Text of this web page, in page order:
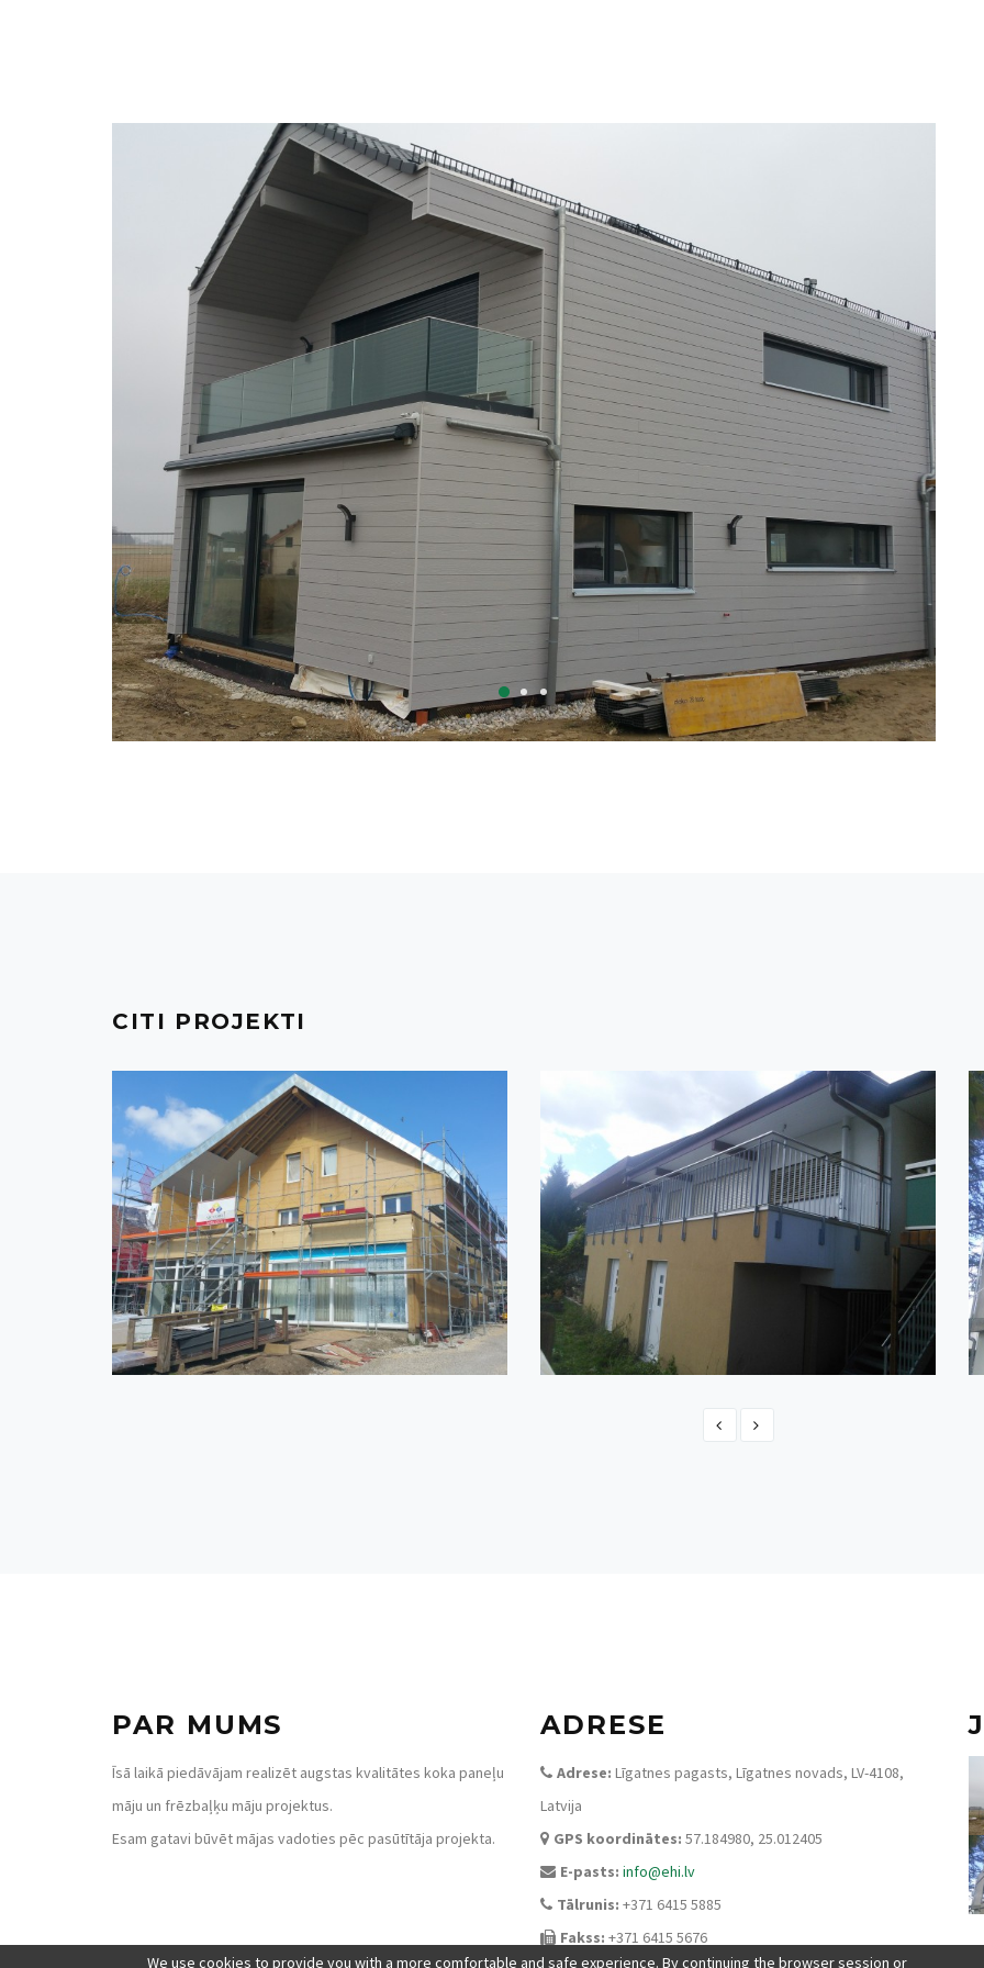
CITI PROJEKTI
ŠVEICE - YVERDON
PAR MUMS
Īsā laikā piedāvājam realizēt augstas kvalitātes koka paneļu
māju un frēzbaļķu māju projektus.
Esam gatavi būvēt mājas vadoties pēc pasūtītāja projekta.
ADRESE
Adrese: Līgatnes pagasts, Līgatnes novads, LV-4108,
Latvija
GPS koordinātes: 57.184980, 25.012405
E-pasts: info@ehi.lv
Tālrunis: +371 6415 5885
Fakss: +371 6415 5676
We use cookies to provide you with a more comfortable and safe experience. By continuing the browser session or